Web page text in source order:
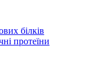
білків
протеїни